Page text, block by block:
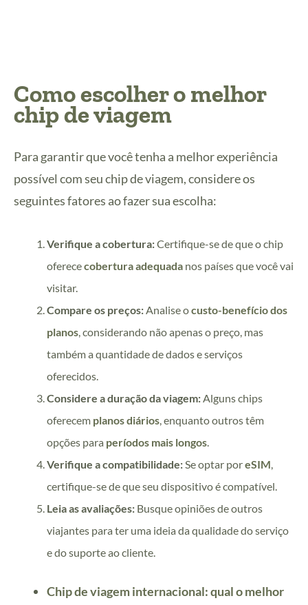
Como escolher o melhor
chip de viagem
Para garantir que você tenha a melhor experiência
possível com seu chip de viagem, considere os
seguintes fatores ao fazer sua escolha:
Verifique a cobertura:Certifique-se de que o chip
oferececobertura adequada nos países que você vai
visitar.
Compare os preços:Analise ocusto-benefício dos
planos, considerando não apenas o preço, mas
também a quantidade de dados e serviços
oferecidos.
Considere a duração da viagem:Alguns chips
oferecem planos diários, enquanto outros têm
opções para períodos mais longos.
Verifique a compatibilidade:Se optar poreSIM,
certifique-se de que seu dispositivo é compatível.
Leia as avaliações: Busque opiniões de outros
viajantes para ter uma ideia da qualidade do serviço
e do suporte ao cliente.
Chip de viagem internacional: qual o melhor